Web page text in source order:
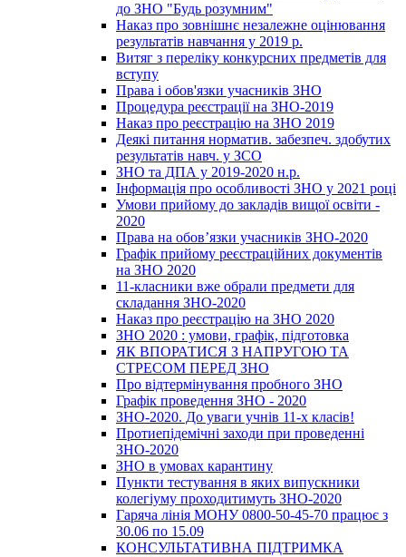
до ЗНО "Будь розумним"
Наказ про зовнішнє незалежне оцінювання
результатів навчання у 2019 р.
Витяг з переліку конкурсних предметів для
вступу
Права і обов'язки учасників ЗНО
Процедура реєстрації на ЗНО-2019
Наказ про реєстрацію на ЗНО 2019
Деякі питання норматив. забезпеч. здобутих
результатів навч. у ЗСО
ЗНО та ДПА у 2019-2020 н.р.
Інформація про особливості ЗНО у 2021 році
Умови прийому до закладів вищої освіти -
2020
Права на обов’язки учасників ЗНО-2020
Графік прийому реєстраційних документів
на ЗНО 2020
11-класники вже обрали предмети для
складання ЗНО-2020
Наказ про реєстрацію на ЗНО 2020
ЗНО 2020 : умови, графік, підготовка
ЯК ВПОРАТИСЯ З НАПРУГОЮ ТА
СТРЕСОМ ПЕРЕД ЗНО
Про відтермінування пробного ЗНО
Графік проведення ЗНО - 2020
ЗНО-2020. До уваги учнів 11-х класів!
Протиепідемічні заходи при проведенні
ЗНО-2020
ЗНО в умовах карантину
Пункти тестування в яких випускники
колегіуму проходитимуть ЗНО-2020
Гаряча лінія МОНУ 0800-50-45-70 працює з
30.06 по 15.09
КОНСУЛЬТАТИВНА ПІДТРИМКА